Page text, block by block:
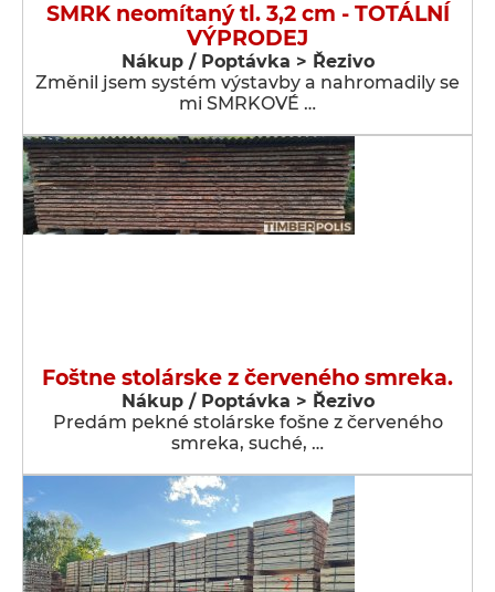
SMRK neomítaný tl. 3,2 cm - TOTÁLNÍ
VÝPRODEJ
Nákup / Poptávka > Řezivo
Změnil jsem systém výstavby a nahromadily se
mi SMRKOVÉ …
Foštne stolárske z červeného smreka.
Nákup / Poptávka > Řezivo
Predám pekné stolárske fošne z červeného
smreka, suché, …